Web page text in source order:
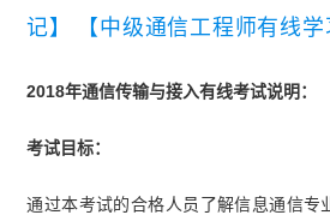
记】
【中级通信工程师有线学
6年中级通信工程师有线知识点
021年中级通信工程师传输与
2018年通信传输与接入有线考试说明：
考试目标：
通过本考试的合格人员了解信息通信专